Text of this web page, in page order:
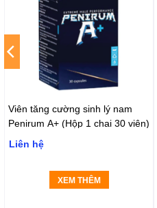
Viên tăng cường sinh lý nam
Penirum A+ (Hộp 1 chai 30 viên)
Liên hệ
XEM THÊM